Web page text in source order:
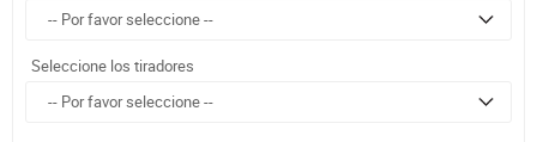
Seleccione los tiradores